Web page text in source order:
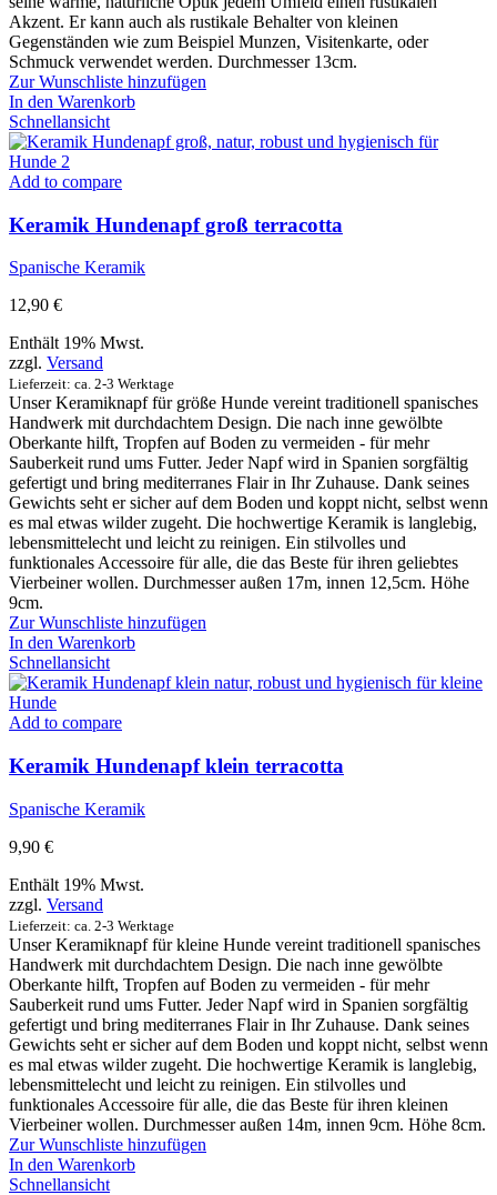
Akzent. Er kann auch als rustikale Behalter von kleinen
Gegenständen wie zum Beispiel Munzen, Visitenkarte, oder
Schmuck verwendet werden. Durchmesser 13cm.
Zur Wunschliste hinzufügen
In den Warenkorb
Schnellansicht
Add to compare
Keramik Hundenapf groß terracotta
Spanische Keramik
12,90 €
Enthält 19% Mwst.
zzgl. Versand
Lieferzeit: ca. 2-3 Werktage
Unser Keramiknapf für größe Hunde vereint traditionell spanisches
Handwerk mit durchdachtem Design. Die nach inne gewölbte
Oberkante hilft, Tropfen auf Boden zu vermeiden - für mehr
Sauberkeit rund ums Futter. Jeder Napf wird in Spanien sorgfältig
gefertigt und bring mediterranes Flair in Ihr Zuhause. Dank seines
Gewichts seht er sicher auf dem Boden und koppt nicht, selbst wenn
es mal etwas wilder zugeht. Die hochwertige Keramik is langlebig,
lebensmittelecht und leicht zu reinigen. Ein stilvolles und
funktionales Accessoire für alle, die das Beste für ihren geliebtes
Vierbeiner wollen. Durchmesser außen 17m, innen 12,5cm. Höhe
9cm.
Zur Wunschliste hinzufügen
In den Warenkorb
Schnellansicht
Add to compare
Keramik Hundenapf klein terracotta
Spanische Keramik
9,90 €
Enthält 19% Mwst.
zzgl. Versand
Lieferzeit: ca. 2-3 Werktage
Unser Keramiknapf für kleine Hunde vereint traditionell spanisches
Handwerk mit durchdachtem Design. Die nach inne gewölbte
Oberkante hilft, Tropfen auf Boden zu vermeiden - für mehr
Sauberkeit rund ums Futter. Jeder Napf wird in Spanien sorgfältig
gefertigt und bring mediterranes Flair in Ihr Zuhause. Dank seines
Gewichts seht er sicher auf dem Boden und koppt nicht, selbst wenn
es mal etwas wilder zugeht. Die hochwertige Keramik is langlebig,
lebensmittelecht und leicht zu reinigen. Ein stilvolles und
funktionales Accessoire für alle, die das Beste für ihren kleinen
Vierbeiner wollen. Durchmesser außen 14m, innen 9cm. Höhe 8cm.
Zur Wunschliste hinzufügen
In den Warenkorb
Schnellansicht